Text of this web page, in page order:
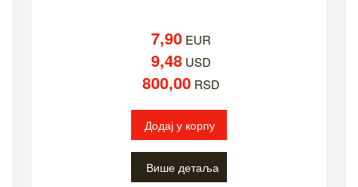
7,90 EUR
9,48 USD
800,00 RSD
Додај у корпу
Више детаља